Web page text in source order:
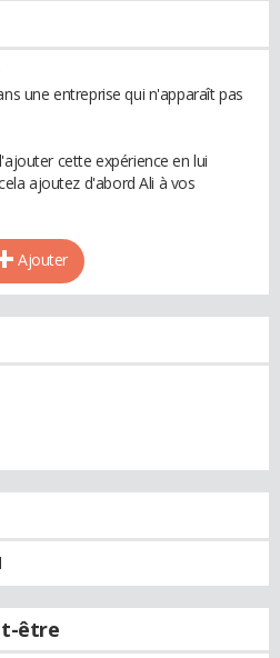
une entreprise qui n'apparaît pas
cette expérience en lui
ajoutez d'abord Ali à vos
Ajouter
être